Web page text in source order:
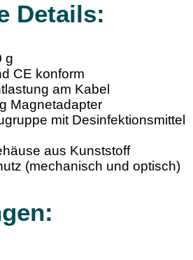
Details:
g
CE konform
am Kabel
Magnetadapter
mit Desinfektionsmittel
aus Kunststoff
(mechanisch und optisch)